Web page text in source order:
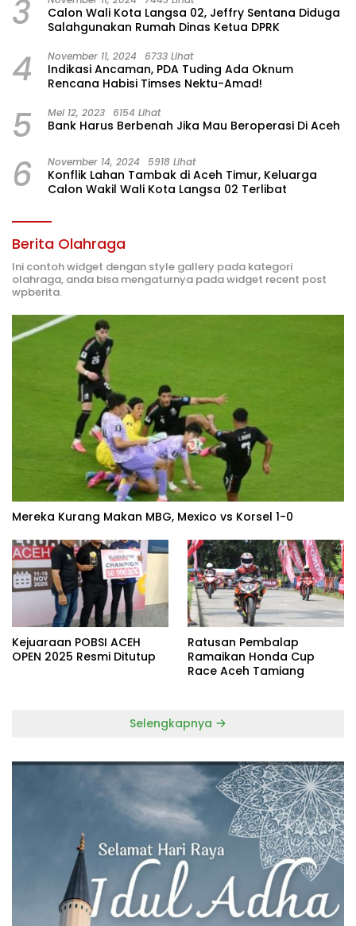
3
Calon Wali Kota Langsa 02, Jeffry Sentana Diduga
Salahgunakan Rumah Dinas Ketua DPRK
4 November 11, 2024 6733 Lihat
Indikasi Ancaman, PDA Tuding Ada Oknum
Rencana Habisi Timses Nektu-Amad!
5 Mei 12, 2023 6154 Lihat
Bank Harus Berbenah Jika Mau Beroperasi Di Aceh
6 November 14, 2024 5918 Lihat
Konflik Lahan Tambak di Aceh Timur, Keluarga
Calon Wakil Wali Kota Langsa 02 Terlibat
Berita Olahraga
Ini contoh widget dengan style gallery pada kategori
olahraga, anda bisa mengaturnya pada widget recent post
wpberita.
Mereka Kurang Makan MBG, Mexico vs Korsel 1-0
Kejuaraan POBSI ACEH
OPEN 2025 Resmi Ditutup
Ratusan Pembalap
Ramaikan Honda Cup
Race Aceh Tamiang
Selengkapnya